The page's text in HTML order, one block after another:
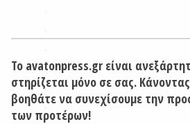
Το avatonpress.gr είναι
στηρίζεται μόνο σε σας.
βοηθάτε να συνεχίσουμε την
των προτέρων!